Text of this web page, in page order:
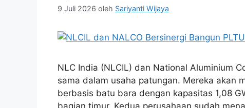
9 Juli 2026 oleh Sariyanti Wijaya
NLC India (NLCIL) dan National Aluminium
sama dalam usaha patungan. Mereka akan
berbasis batu bara dengan kapasitas 1,08